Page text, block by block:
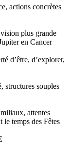
actions concrètes
plus grande
en Cancer
d’être, d’explorer,
structures souples
attentes
temps des Fêtes